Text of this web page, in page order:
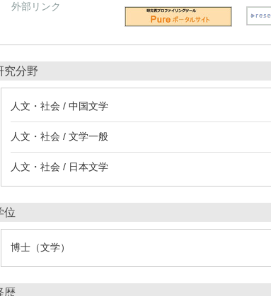
外部リンク
究分野
人文・社会 / 中国文学
人文・社会 / 文学一般
人文・社会 / 日本文学
位
博士（文学）
歴